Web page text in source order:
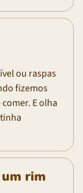
ou raspas
fizemos
E olha
um rim